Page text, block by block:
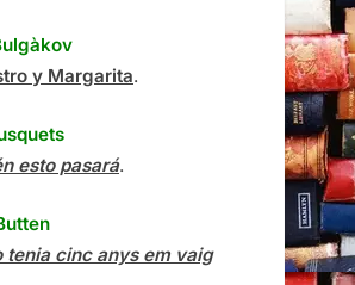
y Margarita.
esto pasará.
tenia cinc anys em vaig